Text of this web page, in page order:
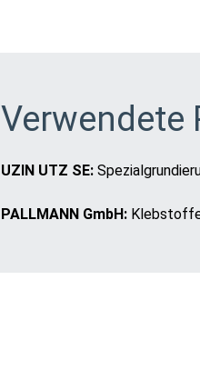
Verwendete
UZIN UTZ SE:
PALLMANN GmbH: